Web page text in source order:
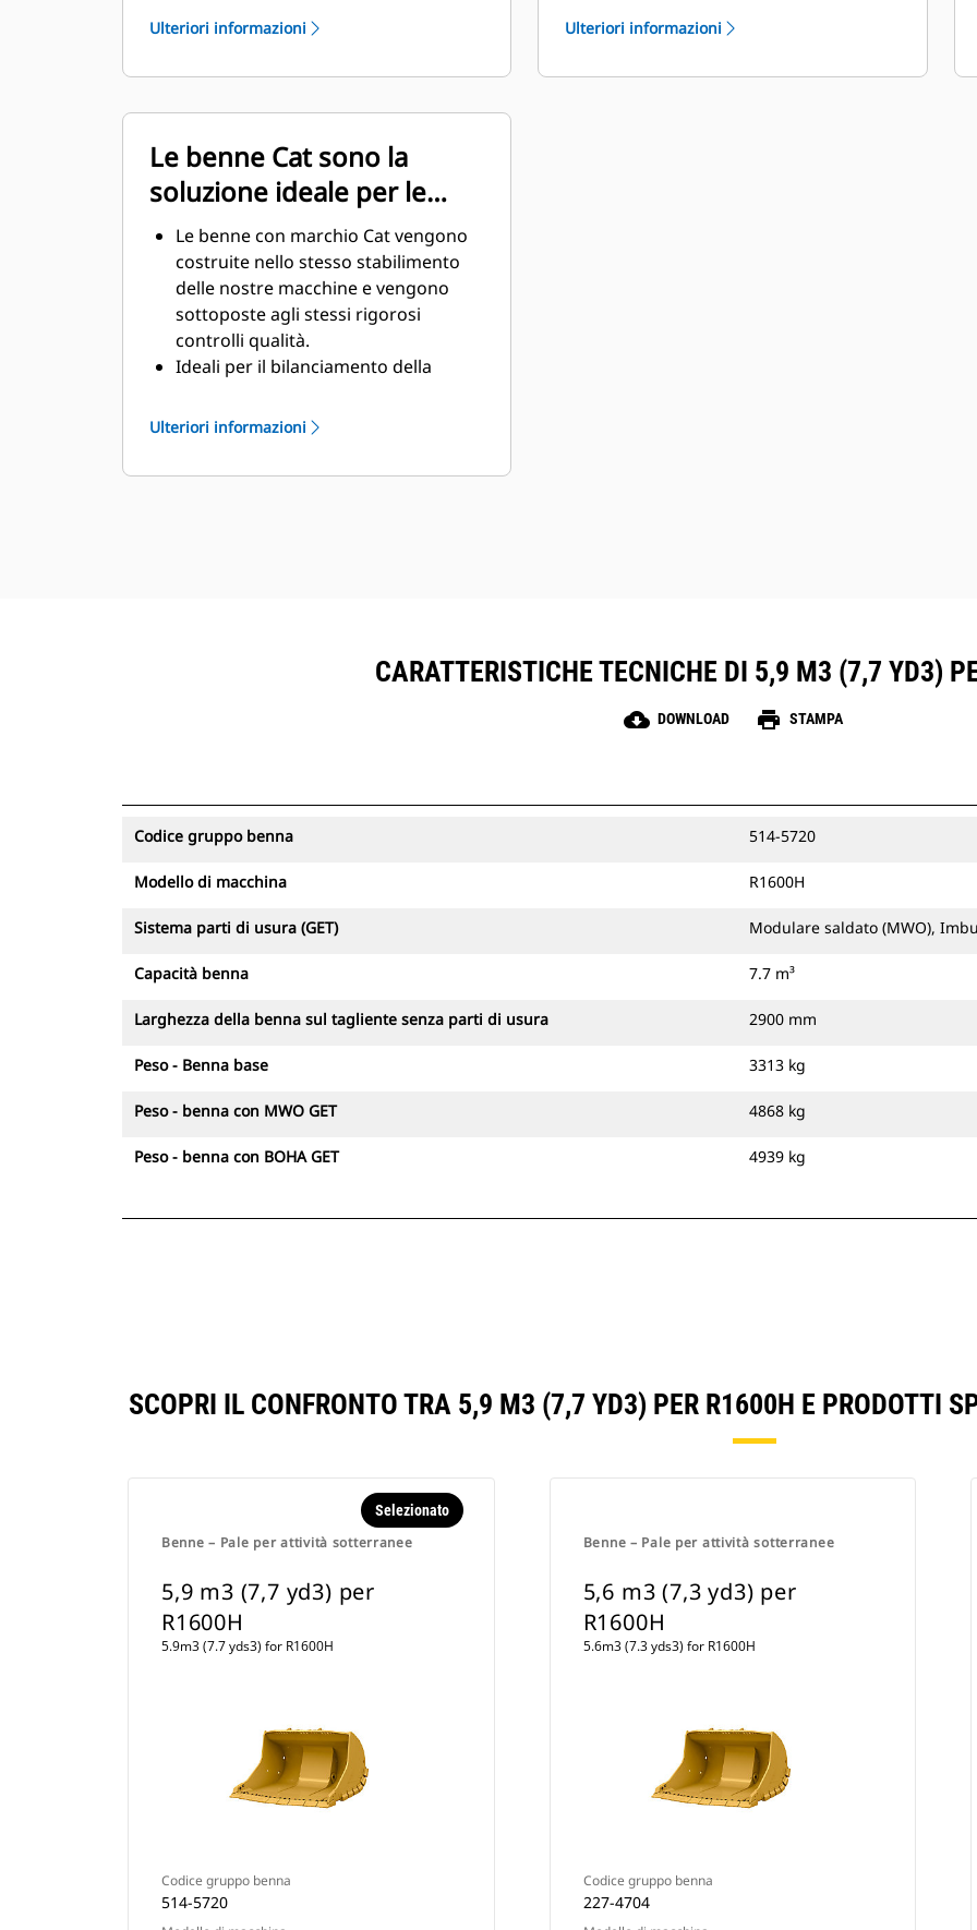
e per materiali abrasivi da spostare.
della benna fornisce maggiore forza
l'installazione e la rimozione del
tagliente.
Per i componenti del gruppo benna
si utilizza un materiale di livello
superiore.
Ulteriori informazioni
Il design della benna prende in
benna, puntando a una benna più
Ulteriori informazioni
Le benne Cat sono la
soluzione ideale per le
pale Cat
Le benne con marchio Cat vengono
costruite nello stesso stabilimento
delle nostre macchine e vengono
sottoposte agli stessi rigorosi
controlli qualità.
Ideali per il bilanciamento della
prestazioni migliori della macchina:
per una forza di strappo elevata.
Ulteriori informazioni
CARATTERISTICHE TECNICHE DI 5,9 M3 (7,7 YD3)
cloud_download DOWNLOAD print STAMPA
Codice gruppo benna 514-5720
Modello di macchina R1600H
Sistema parti di usura (GET) Modulare saldato (MWO),
Capacità benna 7.7 m³
Larghezza della benna sul tagliente senza parti di usura 2900 mm
Peso - Benna base 3313 kg
Peso - benna con MWO GET 4868 kg
Peso - benna con BOHA GET 4939 kg
SCOPRI IL CONFRONTO TRA 5,9 M3 (7,7 YD3) PER R1600H E PRODOTTI
Benne – Pale per attività sotterranee
Selezionato
5,9 m3 (7,7 yd3) per
R1600H
5.9m3 (7.7 yds3) for R1600H
Codice gruppo benna
514-5720
Benne – Pale per attività sotterranee
5,6 m3 (7,3 yd3) per
R1600H
5.6m3 (7.3 yds3) for R1600H
Codice gruppo benna
227-4704